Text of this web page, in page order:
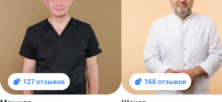
127 отзывов 168 отзывов